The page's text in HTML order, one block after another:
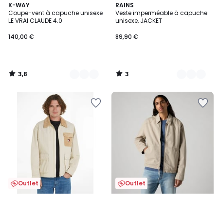
K-WAY
Coupe-vent à capuche unisexe
LE VRAI CLAUDE 4.0
140,00 €
3,8
/ 5
11
Couleurs
3,8
/
RAINS
Veste imperméable à capuche
unisexe, JACKET
89,90 €
3
/
5
3
Couleurs
3
/
Outlet Outlet